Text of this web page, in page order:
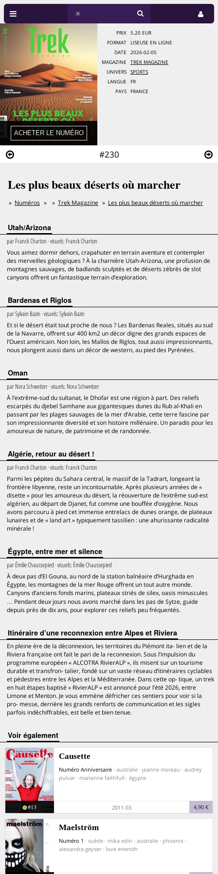
#230
PRIX
5.20 EUR
FORMAT
LISEUSE EN LIGNE
DATE
2026-02-05
MAGAZINE
TREK MAGAZINE
UNIVERS
SPORTS
LANGUE
FR
PAYS
FRANCE
Les plus beaux déserts où marcher
Numéros Trek Magazine Les plus beaux déserts où marcher
Utah/Arizona
parFranck Charton · visuels: Franck Charton
Vous aimez dormir dehors, crapahuter en terrain aventure et contempler
des merveilles géologiques ? À la charnière Utah-Arizona, une profusion de
montagnes sauvages, de badlands sculptés et de déserts zébrés de slot
canyons offrent un fantastique terrain d’exploration.
Bardenas et Riglos
parSylvain Bazin · visuels:Sylvain Bazin
Et si le désert était tout proche de nous ? Les Bardenas Reales, situés au sud
de la Navarre, offrent sur 400 km2 un décor digne des grands espaces de
l’Ouest américain. Non loin, les Mallos de Riglos, tout aussi impressionnants,
nous plongent aussi dans un décor de western, au pied des Pyrénées.
Oman
parNora Schweitzer· visuels: Nora Schweitzer
À l’extrême-sud du sultanat, le Dhofar est une région à part. Des reliefs
escarpés du djebel Samhane aux gigantesques dunes du Rub al-Khali en
passant par les plages sauvages de la mer d’Arabie, cette terre fascine par
son impressionnante diversité et son histoire millénaire. Un paradis pour les
amoureux de nature, de patrimoine et de randonnée.
Algérie, retour au désert !
parFranck Charton · visuels: Franck Charton
Parmi les pépites du Sahara central, le massif de la Tadrart, longeant la
frontière libyenne, reste un incontournable. Après plusieurs années de «
disette » pour les amoureux du désert, la réouverture de l’extrême sud-est
algérien, au départ de Djanet, fut comme une bouffée d’oxygène. Nous
avons parcouru à pied cet immense entrelacs de dunes orange, de plateaux
lunaires et de « land art » typiquement tassilien : une ahurissante radicalité
minérale !
Égypte, entre mer et silence
parÉmilie Chaussepied · visuels: Émilie Chaussepied
À deux pas d’El Gouna, au nord de la station balnéaire d’Hurghada en
Égypte, les montagnes de la mer Rouge offrent un tout autre monde.
Canyons d’anciens fonds marins, plateaux striés de silex, oasis minuscules
… Pendant deux jours nous avons marché dans les pas de Sytze, guide
depuis près de dix ans, pour explorer ces reliefs peu fréquentés.
Itinéraire d’une reconnexion entre Alpes et Riviera
En pleine ère de la déconnexion, les territoires du Piémont ita- lien et de la
Riviera française ont fait le pari de la reconnexion. Sous l’impulsion du
programme européen « ALCOTRA RivierALP », ils misent sur un tourisme
durable et transfron- talier, fondé sur un vaste réseau d’itinéraires cyclables
et pédestres entre les Alpes et la Méditerranée. Dans cette op- tique, un trek
en huit étapes baptisé « RivierALP » est annoncé pour l’été 2026, entre
Limone et Menton. Je vous emmène défricher ces sentiers pour voir si la
pro- messe, derrière les grands renforts de communication et les sigles
parfois indéchiffrables, est belle et bien tenue.
voir également
Causette
Numéro Anniversaire · australie · jeanne moreau · audrey
pulvar · marianne faithfull · égypte
#13 2011-03 4,90 €
Maelström
Numéro 1 · suède · mika edin · australie · phoenix ·
alexandra geyser · love eneroth